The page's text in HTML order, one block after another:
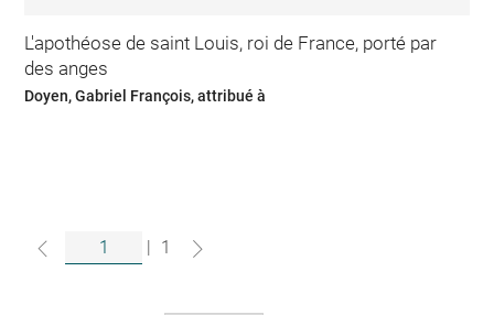
L'apothéose de saint Louis, roi de France, porté par
des anges
Doyen, Gabriel François, attribué à
| 1